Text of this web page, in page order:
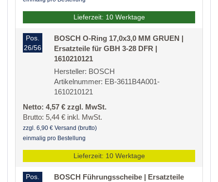
Lieferzeit: 10 Werktage
Pos.
26/56
BOSCH O-Ring 17,0x3,0 MM GRUEN |
Ersatzteile für GBH 3-28 DFR |
1610210121
Hersteller: BOSCH
Artikelnummer: EB-3611B4A001-
1610210121
Netto: 4,57 € zzgl. MwSt.
Brutto: 5,44 € inkl. MwSt.
zzgl. 6,90 € Versand (brutto)
einmalig pro Bestellung
Lieferzeit: 10 Werktage
Pos.
BOSCH Führungsscheibe | Ersatzteile